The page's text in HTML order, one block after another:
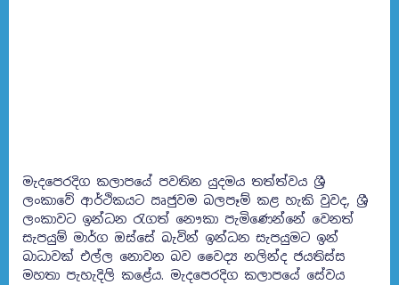
මැදපෙරදිග කලාපයේ පවතින යුදමය තත්ත්වය ශ්‍රී
ලංකාවේ ආර්ථිකයට ඍජුවම බලපෑම් කළ හැකි වුවද, ශ්‍රී
ලංකාවට ඉන්ධන රැගත් නෞකා පැමිණෙන්නේ වෙනත්
සැපයුම් මාර්ග ඔස්සේ බැවින් ඉන්ධන සැපයුමට ඉන්
බාධාවක් එල්ල නොවන බව වෛද්‍ය නලින්ද ජයතිස්ස
මහතා පැහැදිලි කළේය. මැදපෙරදිග කලාපයේ සේවය